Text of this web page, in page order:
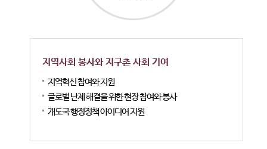
지역사회 봉사와 지구촌 사회 기여
지역혁신 참여와 지원
글로벌 난제 해결을 위한 현장 참여와 봉사
개도국 행정정책 아이디어 지원